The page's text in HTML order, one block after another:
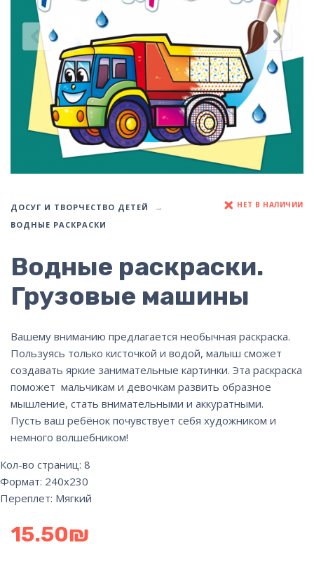
ДОСУГ И ТВОРЧЕСТВО ДЕТЕЙ
ВОДНЫЕ РАСКРАСКИ
НЕТ В НАЛИЧИИ
Водные раскраски.
Грузовые машины
Вашему вниманию предлагается необычная раскраска.
Пользуясь только кисточкой и водой, малыш сможет
создавать яркие занимательные картинки. Эта раскраска
поможет мальчикам и девочкам развить образное
мышление, стать внимательными и аккуратными.
Пусть ваш ребёнок почувствует себя художником и
немного волшебником!
Кол-во страниц: 8
Формат: 240х230
Переплет: Мягкий
15.50₪